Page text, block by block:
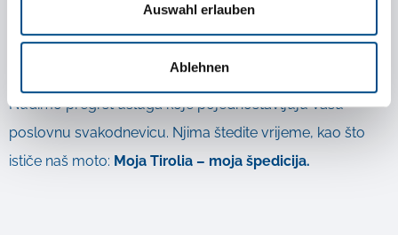
Auswahl erlauben
Ablehnen
Nudimo pregršt usluga koje pojednostavljuju Vašu
poslovnu svakodnevicu. Njima štedite vrijeme, kao što
ističe naš moto: Moja Tirolia – moja špedicija.